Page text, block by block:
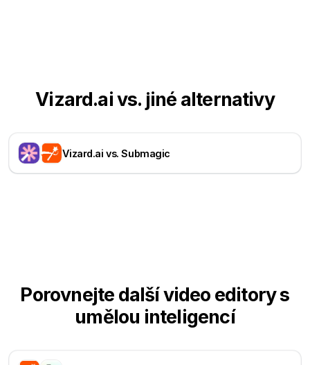
Vizard.ai vs. jiné alternativy
Vizard.ai vs. Submagic
Porovnejte další video editory s
umělou inteligencí